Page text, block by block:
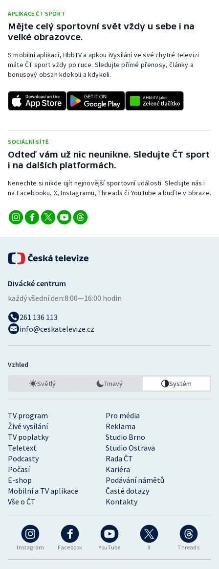
Rychlostní kanoistika
Short track
Stolní tenis
Triatlon
Veslování
Vodní slalom
Ostatní
APLIKACE ČT SPORT
Mějte celý sportovní svět vždy u sebe i na
velké obrazovce.
S mobilní aplikací, HbbTV a apkou iVysílání ve své chytré televizi
máte ČT sport vždy po ruce. Sledujte přímé přenosy, články a
bonusový obsah kdekoli a kdykoli.
SOCIÁLNÍ SÍTĚ
Odteď vám už nic neunikne. Sledujte ČT sport
i na dalších platformách.
Nenechte si nikde ujít nejnovější sportovní události. Sledujte nás i
na Facebooku, X, Instagramu, Threads či YouTube a buďte v obraze.
Instagram Facebook YouTube X Threads
TV program
Pro média
Živé vysílání
Reklama
TV poplatky
Studio Brno
Teletext
Studio Ostrava
Podcasty
Rada ČT
Počasí
Kariéra
E-shop
Podávání námětů
Mobilní a TV aplikace
Časté dotazy
Vše o ČT
Kontakty
Divácké centrum
každý všední den:8:00—16:00 hodin
261 136 113
info@ceskatelevize.cz
Vzhled
Světlý Tmavý Systém